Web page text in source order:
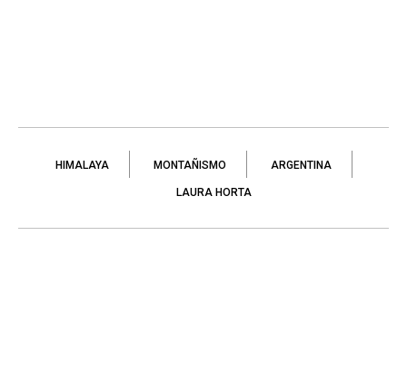
HIMALAYA MONTAÑISMO ARGENTINA
LAURA HORTA